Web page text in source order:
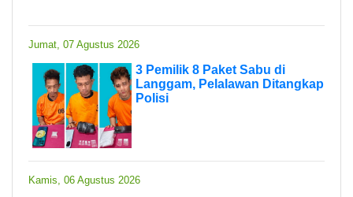
Jumat, 07 Agustus 2026
3 Pemilik 8 Paket Sabu di
Langgam, Pelalawan Ditangkap
Polisi
Kamis, 06 Agustus 2026